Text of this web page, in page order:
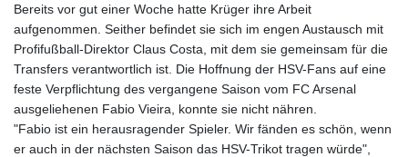
Bereits vor gut einer Woche hatte Krüger ihre Arbeit
aufgenommen. Seither befindet sie sich im engen Austausch mit
Profifußball-Direktor Claus Costa, mit dem sie gemeinsam für die
Transfers verantwortlich ist. Die Hoffnung der HSV-Fans auf eine
feste Verpflichtung des vergangene Saison vom FC Arsenal
ausgeliehenen Fabio Vieira, konnte sie nicht nähren.
"Fabio ist ein herausragender Spieler. Wir fänden es schön, wenn
er auch in der nächsten Saison das HSV-Trikot tragen würde",